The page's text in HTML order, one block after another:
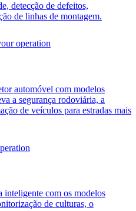
detecção de defeitos,
de linhas de montagem.
automóvel com modelos
a segurança rodoviária, a
de veículos para estradas mais
inteligente com os modelos
de culturas, o